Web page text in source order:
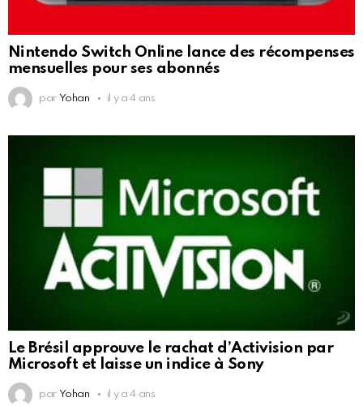
Nintendo Switch Online lance des récompenses
mensuelles pour ses abonnés
par Yohan il y a 4 ans
Le Brésil approuve le rachat d’Activision par
Microsoft et laisse un indice à Sony
par Yohan il y a 4 ans